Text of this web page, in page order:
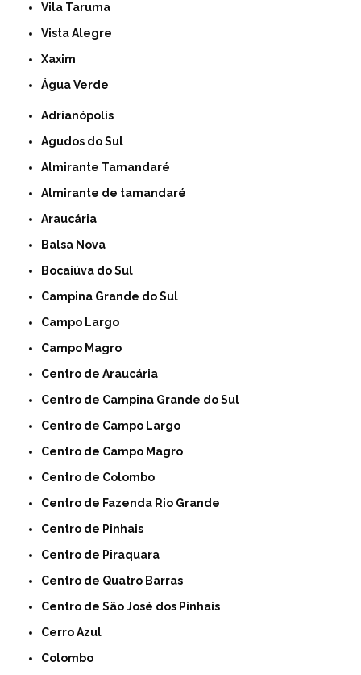
Vila Taruma
Vista Alegre
Xaxim
Água Verde
Adrianópolis
Agudos do Sul
Almirante Tamandaré
Almirante de tamandaré
Araucária
Balsa Nova
Bocaiúva do Sul
Campina Grande do Sul
Campo Largo
Campo Magro
Centro de Araucária
Centro de Campina Grande do Sul
Centro de Campo Largo
Centro de Campo Magro
Centro de Colombo
Centro de Fazenda Rio Grande
Centro de Pinhais
Centro de Piraquara
Centro de Quatro Barras
Centro de São José dos Pinhais
Cerro Azul
Colombo